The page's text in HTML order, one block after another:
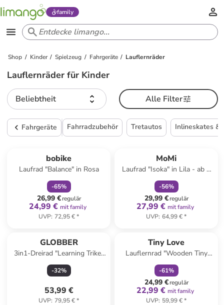
family
Shop Kinder Spielzeug Fahrgeräte Lauflernräder
Lauflernräder für Kinder
Beliebtheit Alle Filter
Fahrgeräte Fahrradzubehör Tretautos Inlineskates &
bobike
Laufrad "Balance" in Rosa
-65%
26,99 €regulär
24,99 € mit family
UVP: 72,95 €*
MoMi
Laufrad "Isoka" in Lila - ab 2
Jahren
-56%
29,99 €regulär
27,99 € mit family
UVP: 64,99 €*
GLOBBER
3in1-Dreirad "Learning Trike"
in Grün - ab 12 Monaten
-32%
53,99 €
UVP: 79,95 €*
Tiny Love
Lauflernrad "Wooden Tiny
Trike - Boho Chic" - ab 18
Monaten
-61%
24,99 €regulär
22,99 € mit family
UVP: 59,99 €*